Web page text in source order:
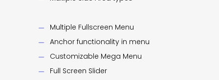
Multiple Fullscreen Menu
Anchor functionality in menu
Customizable Mega Menu
Full Screen Slider